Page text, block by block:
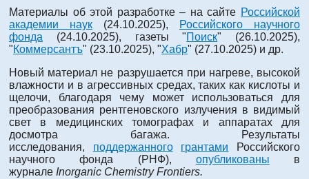
Материалы об этой разработке – на сайте Российской
академии наук (24.10.2025),
Российского научного
фонда (24.10.2025), газеты "Поиск" (26.10.2025),
"Коммерсантъ" (23.10.2025), "Хабр" (27.10.2025) и др.
Новый материал не разрушается при нагреве, высокой
влажности и в агрессивных средах, таких как кислоты и
щелочи, благодаря чему может использоваться для
преобразования рентгеновского излучения в видимый
свет в медицинских томографах и аппаратах для
досмотра багажа. Результаты
исследования, поддержанного грантами Российского
научного фонда (РНФ), опубликованы в
журнале Inorganic Chemistry Frontiers.